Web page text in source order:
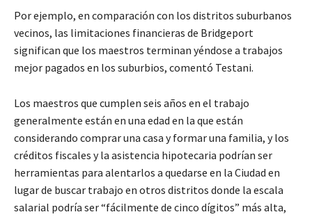
Por ejemplo, en comparación con los distritos suburbanos
vecinos, las limitaciones financieras de Bridgeport
significan que los maestros terminan yéndose a trabajos
mejor pagados en los suburbios, comentó Testani.
Los maestros que cumplen seis años en el trabajo
generalmente están en una edad en la que están
considerando comprar una casa y formar una familia, y los
créditos fiscales y la asistencia hipotecaria podrían ser
herramientas para alentarlos a quedarse en la Ciudad en
lugar de buscar trabajo en otros distritos donde la escala
salarial podría ser “fácilmente de cinco dígitos” más alta,